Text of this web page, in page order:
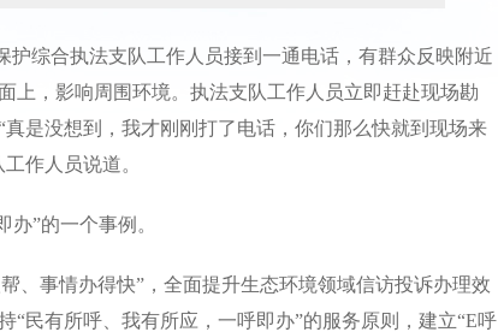
综合执法支队工作人员接到一通电话，有群众反映附近
上，影响周围环境。执法支队工作人员立即赶赴现场勘
是没想到，我才刚刚打了电话，你们那么快就到现场来
作人员说道。
”的一个事例。
事情办得快”，全面提升生态环境领域信访投诉办理效
“民有所呼、我有所应，一呼即办”的服务原则，建立“E呼